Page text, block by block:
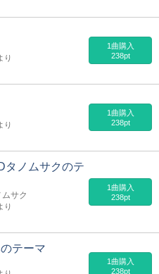
り
1曲購入
238pt
り
1曲購入
238pt
タノムサクのテ
サク
り
1曲購入
238pt
テーマ
1曲購入
238pt